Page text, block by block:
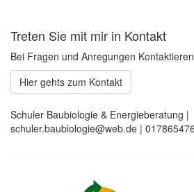
Treten Sie mit mir in Kontakt
Bei Fragen und Anregungen
Hier gehts zum Kontakt
Schuler Baubiologie & Energieberatung |
schuler.baubiologie@web.de |